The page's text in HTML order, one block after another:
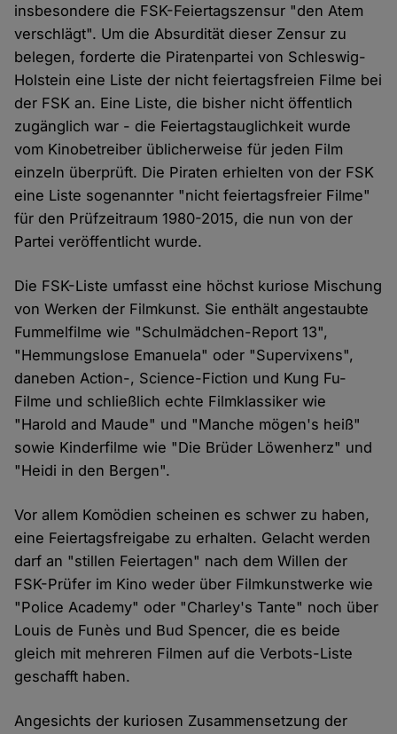
insbesondere die FSK-Feiertagszensur "den Atem
verschlägt". Um die Absurdität dieser Zensur zu
belegen, forderte die Piratenpartei von Schleswig-
Holstein eine Liste der nicht feiertagsfreien Filme bei
der FSK an. Eine Liste, die bisher nicht öffentlich
zugänglich war - die Feiertagstauglichkeit wurde
vom Kinobetreiber üblicherweise für jeden Film
einzeln überprüft. Die Piraten erhielten von der FSK
eine Liste sogenannter "nicht feiertagsfreier Filme"
für den Prüfzeitraum 1980-2015, die nun von der
Partei veröffentlicht wurde.
Die FSK-Liste umfasst eine höchst kuriose Mischung
von Werken der Filmkunst. Sie enthält angestaubte
Fummelfilme wie "Schulmädchen-Report 13",
"Hemmungslose Emanuela" oder "Supervixens",
daneben Action-, Science-Fiction und Kung Fu-
Filme und schließlich echte Filmklassiker wie
"Harold and Maude" und "Manche mögen's heiß"
sowie Kinderfilme wie "Die Brüder Löwenherz" und
"Heidi in den Bergen".
Vor allem Komödien scheinen es schwer zu haben,
eine Feiertagsfreigabe zu erhalten. Gelacht werden
darf an "stillen Feiertagen" nach dem Willen der
FSK-Prüfer im Kino weder über Filmkunstwerke wie
"Police Academy" oder "Charley's Tante" noch über
Louis de Funès und Bud Spencer, die es beide
gleich mit mehreren Filmen auf die Verbots-Liste
geschafft haben.
Angesichts der kuriosen Zusammensetzung der